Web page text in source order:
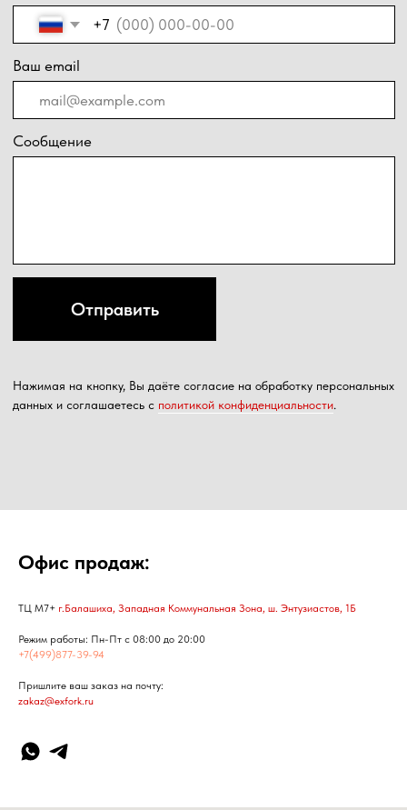
Офис продаж:
ТЦ М7+ г.Балашиха, Западная Коммунальная Зона, ш. Энтузиастов, 1Б
Режим работы: Пн-Пт с 08:00 до 20:00
+7(499)877-39-94
Пришлите ваш заказ на почту:
zakaz@exfork.ru